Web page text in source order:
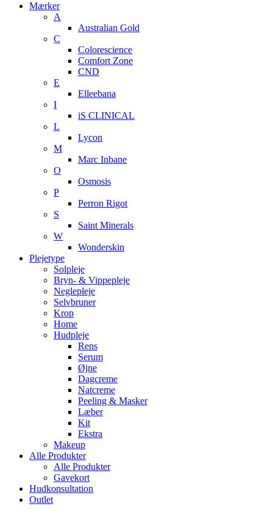
Mærker
A
Australian Gold
C
Colorescience
Comfort Zone
CND
E
Elleebana
I
iS CLINICAL
L
Lycon
M
Marc Inbane
O
Osmosis
P
Perron Rigot
S
Saint Minerals
W
Wonderskin
Plejetype
Solpleje
Bryn- & Vippepleje
Neglepleje
Selvbruner
Krop
Home
Hudpleje
Rens
Serum
Øjne
Dagcreme
Natcreme
Peeling & Masker
Læber
Kit
Ekstra
Makeup
Alle Produkter
Alle Produkter
Gavekort
Hudkonsultation
Outlet